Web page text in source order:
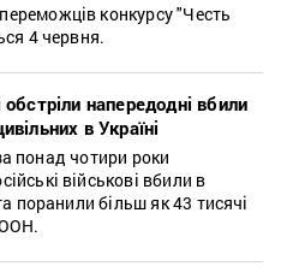
конкурсу "Честь
4 червня.
обстріли напередодні вбили
в Україні
понад чотири роки
військові вбили в
поранили більш як 43 тисячі